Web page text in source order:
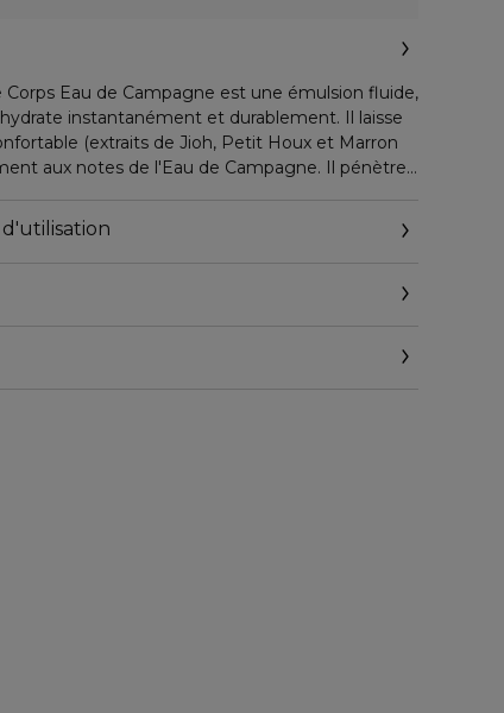
Eau de Campagne est une émulsion fluide,
instantanément et durablement. Il laisse
(extraits de Jioh, Petit Houx et Marron
aux notes de l'Eau de Campagne. Il pénètre